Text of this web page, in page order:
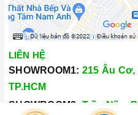
LIÊN HỆ
SHOWROOM1: 215 Âu Cơ,
TP.HCM
SHOWROOM2:
Trần Não,